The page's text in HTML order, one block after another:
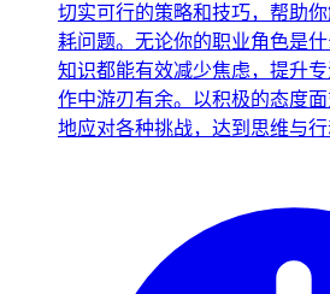
切实可行的策略和技巧，帮助
耗问题。无论你的职业角色是
知识都能有效减少焦虑，提升
作中游刃有余。以积极的态度
地应对各种挑战，达到思维与行